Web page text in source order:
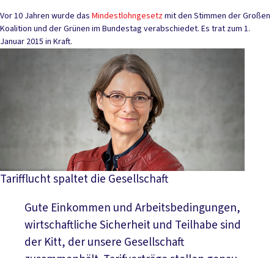
Vor 10 Jahren wurde das Mindestlohngesetzmit den Stimmen der Großen
Koalition und der Grünen im Bundestag verabschiedet. Es trat zum 1.
Januar 2015 in Kraft.
Tarifflucht spaltet die Gesellschaft
Gute Einkommen und Arbeitsbedingungen,
wirtschaftliche Sicherheit und Teilhabe sind
der Kitt, der unsere Gesellschaft